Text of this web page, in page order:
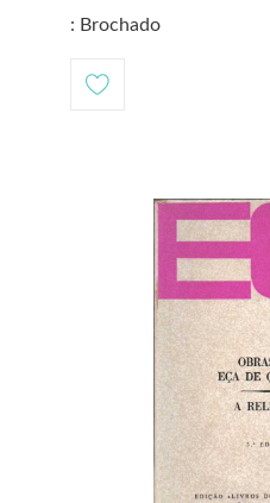
: Brochado